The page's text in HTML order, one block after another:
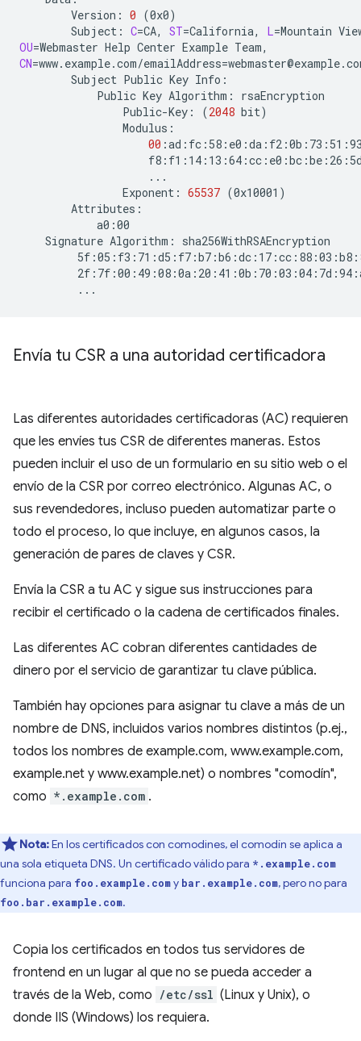
Version: 0 (0x0)
Subject: C=CA, ST=California, L=Mountain
OU=Webmaster Help Center Example
CN=www.example.com/emailAddress=
Subject Public Key
Public Key Algorithm:
Public-Key:
(2048 bit)
00
Exponent: 65537 (0x10001 )
Signature Algorithm:
Envía tu CSR a una autoridad certificadora
Las diferentes autoridades certificadoras (AC) requieren
que les envíes tus CSR de diferentes maneras. Estos
pueden incluir el uso de un formulario en su sitio web o el
envío de la CSR por correo electrónico. Algunas AC, o
sus revendedores, incluso pueden automatizar parte o
todo el proceso, lo que incluye, en algunos casos, la
generación de pares de claves y CSR.
Envía la CSR a tu AC y sigue sus instrucciones para
recibir el certificado o la cadena de certificados finales.
Las diferentes AC cobran diferentes cantidades de
dinero por el servicio de garantizar tu clave pública.
También hay opciones para asignar tu clave a más de un
nombre de DNS, incluidos varios nombres distintos (p.ej.,
todos los nombres de example.com, www.example.com,
example.net y www.example.net) o nombres "comodín",
como *.example.com .
Nota:En los certificados con comodines, el comodín se aplica a
una sola etiqueta DNS. Un certificado válido para *.example.com
funciona para foo.example.comy bar.example.com, pero no para
foo.bar.example.com.
Copia los certificados en todos tus servidores de
frontend en un lugar al que no se pueda acceder a
través de la Web, como /etc/ssl (Linux y Unix), o
donde IIS (Windows) los requiera.